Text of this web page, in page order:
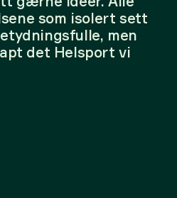
som isolert sett
men
det Helsport vi